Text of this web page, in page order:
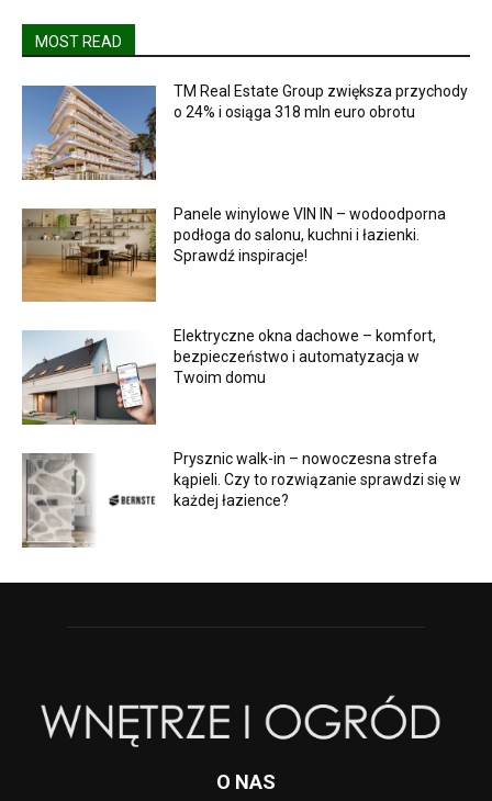
MOST READ
TM Real Estate Group zwiększa przychody
o 24% i osiąga 318 mln euro obrotu
Panele winylowe VIN IN – wodoodporna
podłoga do salonu, kuchni i łazienki.
Sprawdź inspiracje!
Elektryczne okna dachowe – komfort,
bezpieczeństwo i automatyzacja w
Twoim domu
Prysznic walk-in – nowoczesna strefa
kąpieli. Czy to rozwiązanie sprawdzi się w
każdej łazience?
O NAS